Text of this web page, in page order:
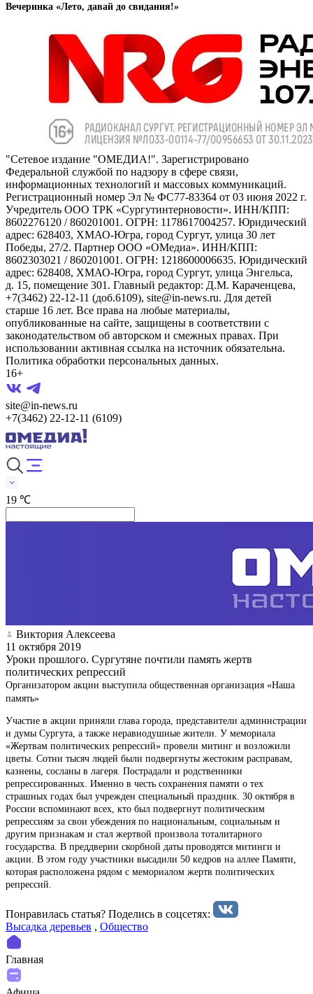
Вечеринка «Лето, давай до свидания!»
"Сетевое издание "ОМЕДИА!". Зарегистрировано
Федеральной службой по надзору в сфере связи,
информационных технологий и массовых коммуникаций.
Регистрационный номер Эл № ФС77-83364 от 03 июня 2022 г.
Учредитель ООО ТРК «Сургутинтерновости». ИНН/КПП:
8602276120 / 860201001. ОГРН: 1178617004257. Юридический
адрес: 628403, ХМАО-Югра, город Сургут, улица 30 лет
Победы, 27/2. Партнер ООО «ОМедиа». ИНН/КПП:
8602303021 / 860201001. ОГРН: 1218600006635. Юридический
адрес: 628408, ХМАО-Югра, город Сургут, улица Энгельса,
д. 15, помещение 301. Главный редактор: Д.М. Караченцева,
+7(3462) 22-12-11 (доб.6109), site@in-news.ru. Для детей
старше 16 лет. Все права на любые материалы,
опубликованные на сайте, защищены в соответствии с
законодательством об авторском и смежных правах. При
использовании активная ссылка на источник обязательна.
Политика обработки персональных данных.
16+
site@in-news.ru
+7(3462) 22-12-11 (6109)
19 ℃
Виктория Алексеева
11 октября 2019
Уроки прошлого. Сургутяне почтили память жертв
политических репрессий
Организатором акции выступила общественная организация «Наша
память»
Участие в акции приняли глава города, представители администрации
и думы Сургута, а также неравнодушные жители. У мемориала
«Жертвам политических репрессий» провели митинг и возложили
цветы. Сотни тысяч людей были подвергнуты жестоким расправам,
казнены, сосланы в лагеря. Пострадали и родственники
репрессированных. Именно в честь сохранения памяти о тех
страшных годах был учрежден специальный праздник. 30 октября в
России вспоминают всех, кто был подвергнут политическим
репрессиям за свои убеждения по национальным, социальным и
другим признакам и стал жертвой произвола тоталитарного
государства. В преддверии скорбной даты проводятся митинги и
акции. В этом году участники высадили 50 кедров на аллее Памяти,
которая расположена рядом с мемориалом жертв политических
репрессий.
Понравилась статья? Поделиcь в соцсетях:
Высадка деревьев , Общество
Главная